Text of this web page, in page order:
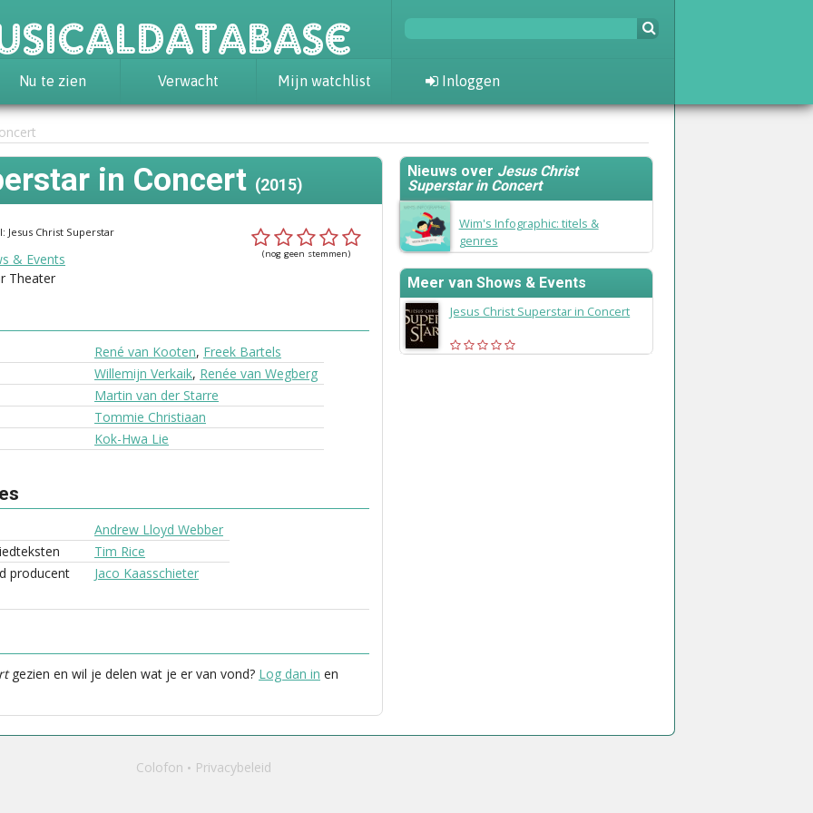
Nu te zien Verwacht Mijn watchlist Inloggen
in Concert (2015)
Jesus Christ Superstar
(nog geen stemmen)
& Events
Theater
René van Kooten, Freek Bartels
Willemijn Verkaik, Renée van Wegberg
Martin van der Starre
Tommie Christiaan
Kok-Hwa Lie
Andrew Lloyd Webber
Tim Rice
producent
Jaco Kaasschieter
gezien en wil je delen wat je er van vond? Log dan in en
Nieuws over Jesus Christ
Superstar in Concert
Wim's Infographic: titels &
genres
Meer van Shows & Events
Jesus Christ Superstar in Concert
Colofon Privacybeleid